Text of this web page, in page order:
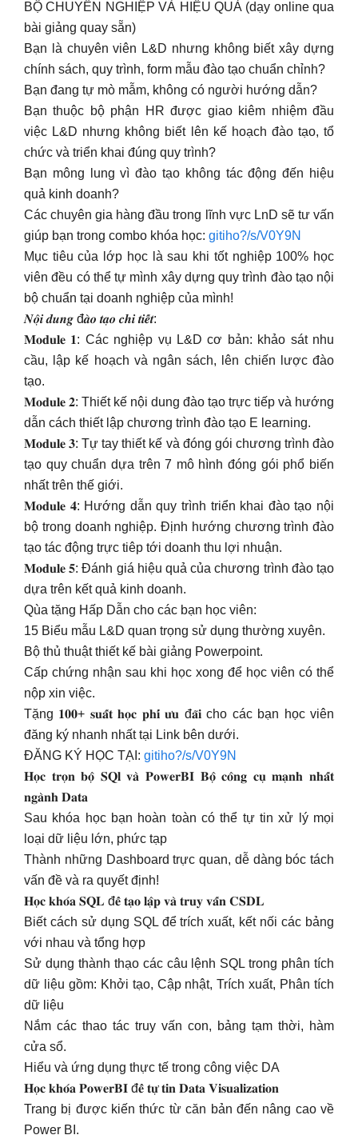
BỘ CHUYÊN NGHIỆP VÀ HIỆU QUẢ (dạy online qua
bài giảng quay sẵn)
Bạn là chuyên viên L&D nhưng không biết xây dựng
chính sách, quy trình, form mẫu đào tạo chuẩn chỉnh?
Bạn đang tự mò mẫm, không có người hướng dẫn?
Bạn thuộc bộ phận HR được giao kiêm nhiệm đầu
việc L&D nhưng không biết lên kế hoạch đào tạo, tổ
chức và triển khai đúng quy trình?
Bạn mông lung vì đào tạo không tác động đến hiệu
quả kinh doanh?
Các chuyên gia hàng đầu trong lĩnh vực LnD sẽ tư vấn
giúp bạn trong combo khóa học: gitiho?/s/V0Y9N
Mục tiêu của lớp học là sau khi tốt nghiệp 100% học
viên đều có thể tự mình xây dựng quy trình đào tạo nội
bộ chuẩn tại doanh nghiệp của mình!
𝑵𝒐̣̂𝒊 𝒅𝒖𝒏𝒈 đ𝒂̀𝒐 𝒕𝒂̣𝒐 𝒄𝒉𝒊 𝒕𝒊𝒆̂́𝒕:
𝐌𝐨𝐝𝐮𝐥𝐞 𝟏: Các nghiệp vụ L&D cơ bản: khảo sát nhu
cầu, lập kế hoạch và ngân sách, lên chiến lược đào
tạo.
𝐌𝐨𝐝𝐮𝐥𝐞 𝟐: Thiết kế nội dung đào tạo trực tiếp và hướng
dẫn cách thiết lập chương trình đào tạo E learning.
𝐌𝐨𝐝𝐮𝐥𝐞 𝟑: Tự tay thiết kế và đóng gói chương trình đào
tạo quy chuẩn dựa trên 7 mô hình đóng gói phổ biến
nhất trên thế giới.
𝐌𝐨𝐝𝐮𝐥𝐞 𝟒: Hướng dẫn quy trình triển khai đào tạo nội
bộ trong doanh nghiệp. Định hướng chương trình đào
tạo tác động trực tiêp tới doanh thu lợi nhuận.
𝐌𝐨𝐝𝐮𝐥𝐞 𝟓: Đánh giá hiệu quả của chương trình đào tạo
dựa trên kết quả kinh doanh.
Qùa tặng Hấp Dẫn cho các bạn học viên:
15 Biểu mẫu L&D quan trọng sử dụng thường xuyên.
Bộ thủ thuật thiết kế bài giảng Powerpoint.
Cấp chứng nhận sau khi học xong để học viên có thể
nộp xin việc.
Tặng 𝟏𝟎𝟎+ 𝐬𝐮𝐚̂́𝐭 𝐡𝐨̣𝐜 𝐩𝐡𝐢́ 𝐮̛𝐮 đ𝐚̃𝐢 cho các bạn học viên
đăng ký nhanh nhất tại Link bên dưới.
ĐĂNG KÝ HỌC TẠI: gitiho?/s/V0Y9N
𝐇𝐨̣𝐜 𝐭𝐫𝐨̣𝐧 𝐛𝐨̣̂ 𝐒𝐐𝐥 𝐯𝐚̀ 𝐏𝐨𝐰𝐞𝐫𝐁𝐈 𝐁𝐨̣̂ 𝐜𝐨̂𝐧𝐠 𝐜𝐮̣ 𝐦𝐚̣𝐧𝐡 𝐧𝐡𝐚̂́𝐭
𝐧𝐠𝐚̀𝐧𝐡 𝐃𝐚𝐭𝐚
Sau khóa học bạn hoàn toàn có thể tự tin xử lý mọi
loại dữ liệu lớn, phức tạp
Thành những Dashboard trực quan, dễ dàng bóc tách
vấn đề và ra quyết định!
𝐇𝐨̣𝐜 𝐤𝐡𝐨́𝐚 𝐒𝐐𝐋 đ𝐞̂̉ 𝐭𝐚̣𝐨 𝐥𝐚̣̂𝐩 𝐯𝐚̀ 𝐭𝐫𝐮𝐲 𝐯𝐚̂́𝐧 𝐂𝐒𝐃𝐋
Biết cách sử dụng SQL để trích xuất, kết nối các bảng
với nhau và tổng hợp
Sử dụng thành thạo các câu lệnh SQL trong phân tích
dữ liệu gồm: Khởi tạo, Cập nhật, Trích xuất, Phân tích
dữ liệu
Nắm các thao tác truy vấn con, bảng tạm thời, hàm
cửa sổ.
Hiểu và ứng dụng thực tế trong công việc DA
𝐇𝐨̣𝐜 𝐤𝐡𝐨́𝐚 𝐏𝐨𝐰𝐞𝐫𝐁𝐈 đ𝐞̂̉ 𝐭𝐮̛̣ 𝐭𝐢𝐧 𝐃𝐚𝐭𝐚 𝐕𝐢𝐬𝐮𝐚𝐥𝐢𝐳𝐚𝐭𝐢𝐨𝐧
Trang bị được kiến thức từ căn bản đến nâng cao về
Power BI.